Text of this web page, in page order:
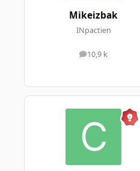
Mikeizbak
INpactien
10,9 k
messages